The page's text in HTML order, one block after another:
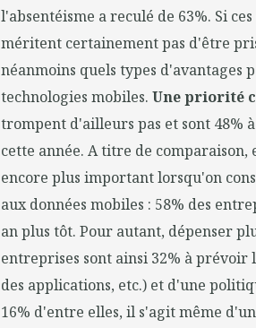
l'absentéisme a reculé de 63%. Si
méritent certainement pas d'être
néanmoins quels types
technologies mobiles. Une priorité
trompent d'ailleurs pas et sont 48%
cette année. A titre de
encore plus important lorsqu'on
aux données mobiles : 58% des
an plus tôt. Pour autant, dépenser
entreprises sont ainsi 32% à prévoir
des applications, etc.) et d'une
16% d'entre elles, il s'agit même